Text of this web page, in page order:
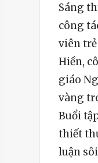
Sáng
công
viên
Hiền,
giáo
vàng
Buổi
thiết
luận